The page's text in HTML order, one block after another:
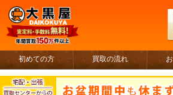
初めての方 買取の流れ